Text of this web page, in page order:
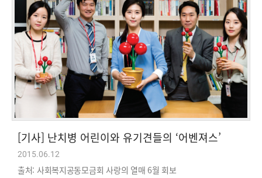
[기사] 난치병 어린이와 유기견들의 ‘어벤져스’
2015.06.12
출처: 사회복지공동모금회 사랑의 열매 6월 회보